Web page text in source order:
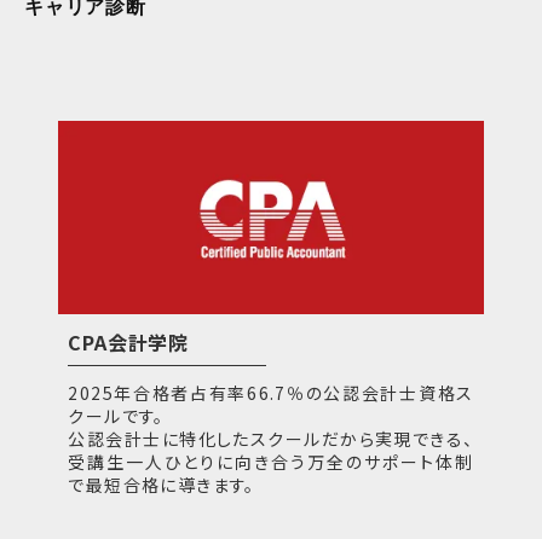
キャリア診断
CPA会計学院
2025年合格者占有率66.7％の公認会計士資格ス
クールです。
公認会計士に特化したスクールだから実現できる、
受講生一人ひとりに向き合う万全のサポート体制
で最短合格に導きます。